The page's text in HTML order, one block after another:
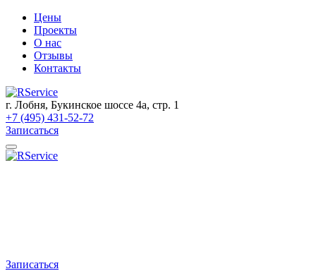
Цены
Проекты
О нас
Отзывы
Контакты
г. Лобня, Букинское шоссе 4а, стр. 1
+7 (495) 431-52-72
Записаться
Записаться